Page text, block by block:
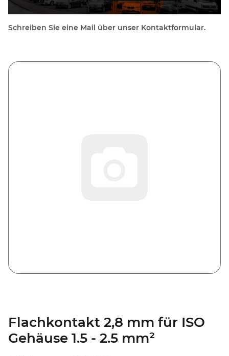
Schreiben Sie eine Mail über unser Kontaktformular.
Flachkontakt 2,8 mm für ISO
Gehäuse 1.5 - 2.5 mm²